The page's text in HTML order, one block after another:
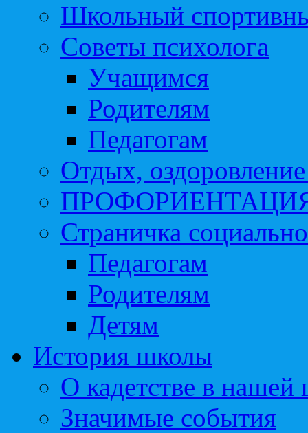
Школьный
Советы психолога
Учащимся
Родителям
Педагогам
Отдых, оздоровление
Страничка
Педагогам
Родителям
Детям
История школы
О кадетстве в нашей
Значимые события